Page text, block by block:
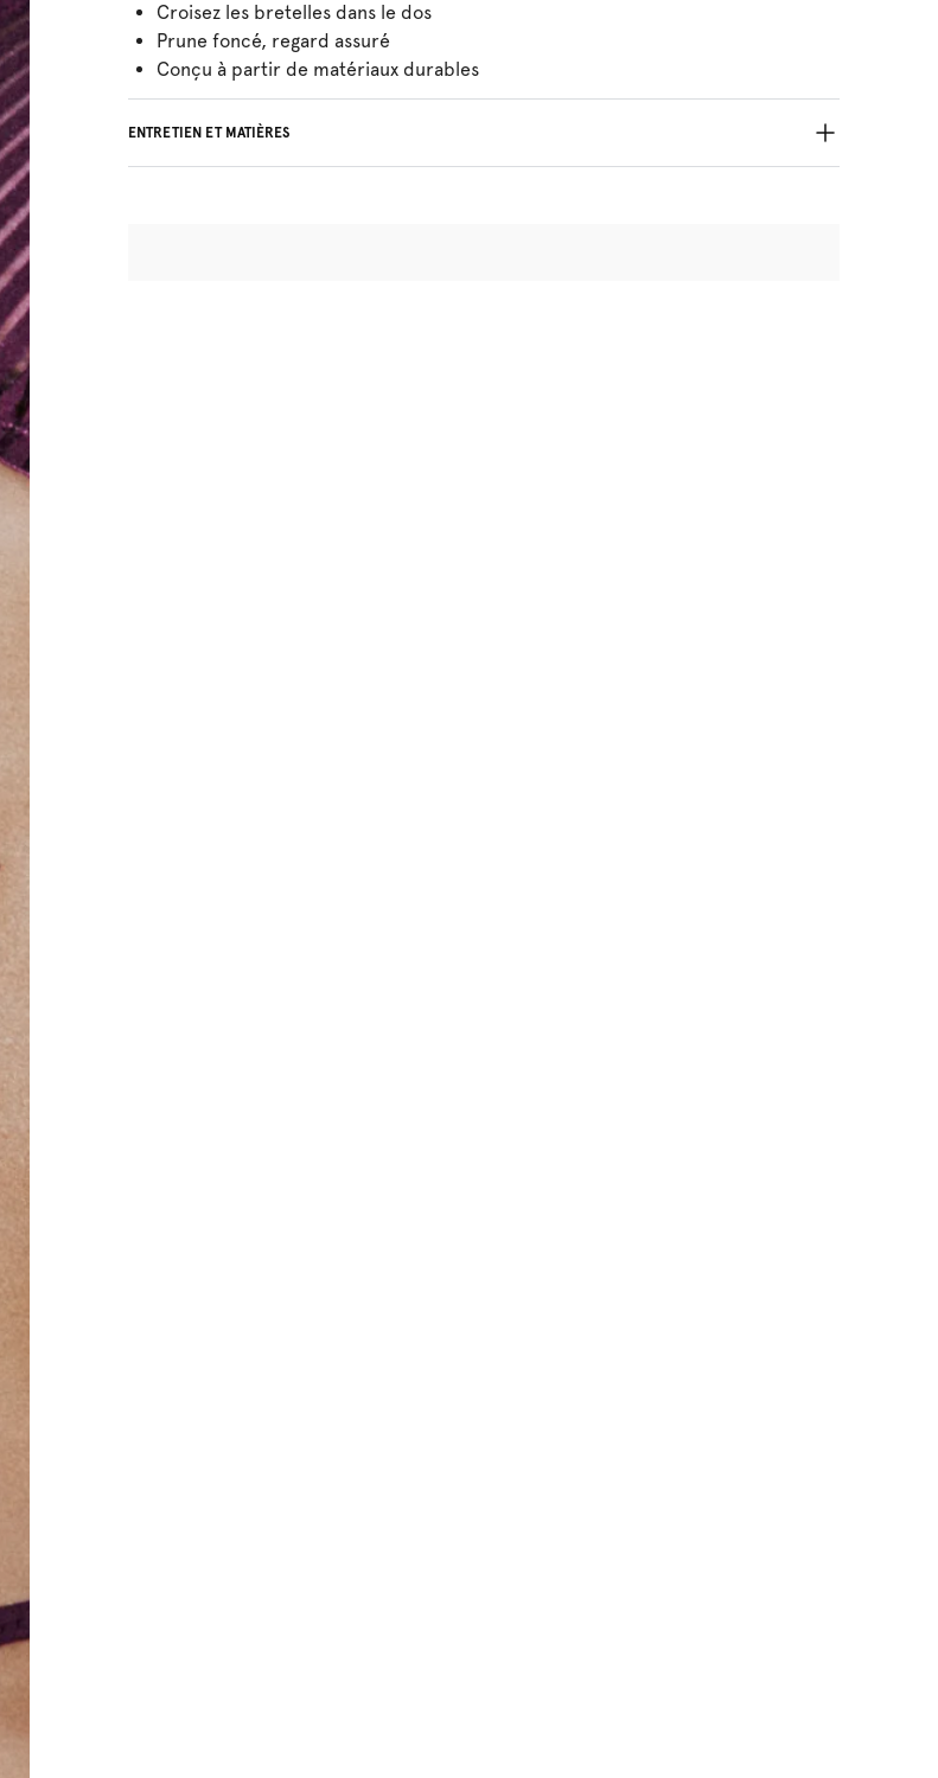
Croisez les bretelles dans le dos
Prune foncé, regard assuré
Conçu à partir de matériaux durables
ENTRETIEN ET MATIÈRES